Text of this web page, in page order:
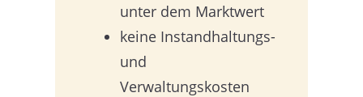
unter dem Marktwert
keine Instandhaltungs-
und
Verwaltungskosten